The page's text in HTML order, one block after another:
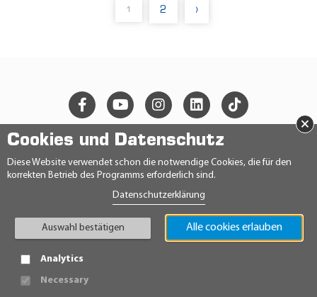
1 2 ›
Cookies und Datenschutz
Diese Website verwendet schon die notwendige Cookies, die für den
korrekten Betrieb des Programms erforderlich sind.
Datenschutzerklärung
Auswahl bestätigen Alle cookies erlauben
×
Analytics
Necessary
DATENSCHUTZERKLÄRUNG
IMPRESSUM
TEILNAHMEBEDINGUNGEN